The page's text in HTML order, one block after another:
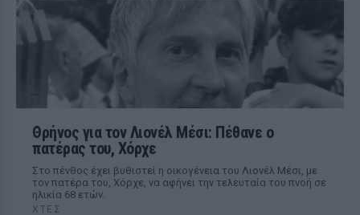
Θρήνος για τον Λιονέλ Μέσι: Πέθανε ο
πατέρας του, Χόρχε
Στο πένθος έχει βυθιστεί η οικογένεια του Λιονέλ Μέσι, με
τον πατέρα του, Χόρχε, να αφήνει την τελευταία του πνοή σε
ηλικία 68 ετών.
ΧΤΕΣ